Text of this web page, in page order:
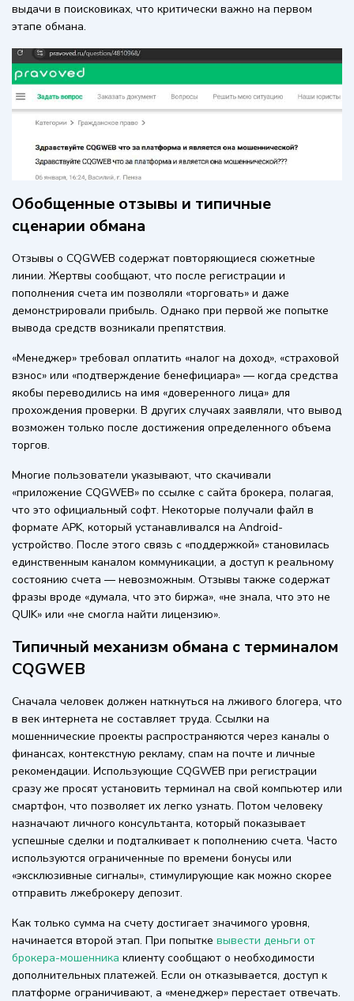
выдачи в поисковиках, что критически важно на первом
этапе обмана.
Обобщенные отзывы и типичные
сценарии обмана
Отзывы о CQGWEB содержат повторяющиеся сюжетные
линии. Жертвы сообщают, что после регистрации и
пополнения счета им позволяли «торговать» и даже
демонстрировали прибыль. Однако при первой же попытке
вывода средств возникали препятствия.
«Менеджер» требовал оплатить «налог на доход», «страховой
взнос» или «подтверждение бенефициара» — когда средства
якобы переводились на имя «доверенного лица» для
прохождения проверки. В других случаях заявляли, что вывод
возможен только после достижения определенного объема
торгов.
Многие пользователи указывают, что скачивали
«приложение CQGWEB» по ссылке с сайта брокера, полагая,
что это официальный софт. Некоторые получали файл в
формате APK, который устанавливался на Android-
устройство. После этого связь с «поддержкой» становилась
единственным каналом коммуникации, а доступ к реальному
состоянию счета — невозможным. Отзывы также содержат
фразы вроде «думала, что это биржа», «не знала, что это не
QUIK» или «не смогла найти лицензию».
Типичный механизм обмана с терминалом
CQGWEB
Сначала человек должен наткнуться на лживого блогера, что
в век интернета не составляет труда. Ссылки на
мошеннические проекты распространяются через каналы о
финансах, контекстную рекламу, спам на почте и личные
рекомендации. Использующие CQGWEB при регистрации
сразу же просят установить терминал на свой компьютер или
смартфон, что позволяет их легко узнать. Потом человеку
назначают личного консультанта, который показывает
успешные сделки и подталкивает к пополнению счета. Часто
используются ограниченные по времени бонусы или
«эксклюзивные сигналы», стимулирующие как можно скорее
отправить лжеброкеру депозит.
Как только сумма на счету достигает значимого уровня,
начинается второй этап. При попытке вывести деньги от
брокера-мошенника клиенту сообщают о необходимости
дополнительных платежей. Если он отказывается, доступ к
платформе ограничивают, а «менеджер» перестает отвечать.